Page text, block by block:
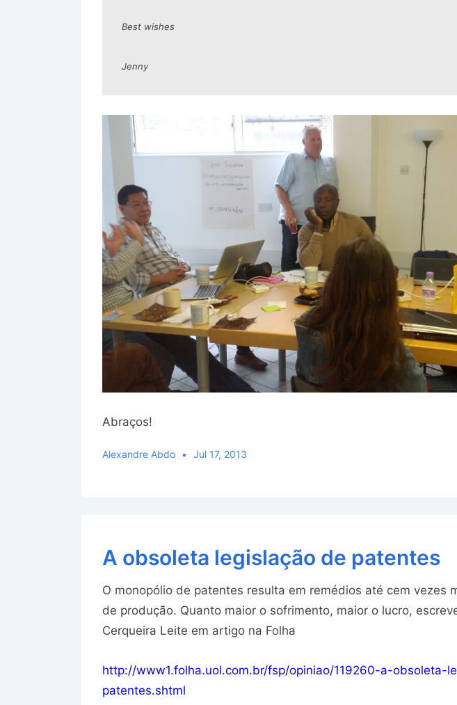
Best wishes
Jenny
Abraços!
Alexandre Abdo Jul 17, 2013
A obsoleta legislação de patentes
O monopólio de patentes resulta em remédios até cem vezes
de produção. Quanto maior o sofrimento, maior o lucro,
Cerqueira Leite em artigo na Folha
http://www1.folha.uol.com.br/fsp/opiniao/119260-a-obsoleta-
patentes.shtml